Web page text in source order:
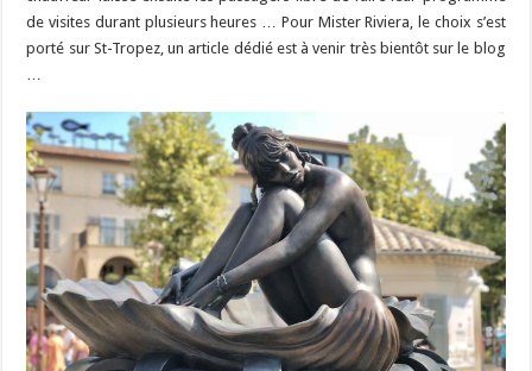
de visites durant plusieurs heures … Pour Mister Riviera, le choix s’est
porté sur St-Tropez, un article dédié est à venir très bientôt sur le blog
…